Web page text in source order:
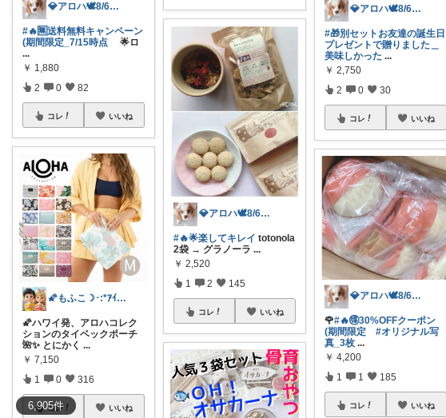
6,905件
💎アロハ🕊️8/6ありがと✨無添加
#🔥🈚️送料無料キャンペーン
(期間限定_7/15時点 🌟ロ
...
￥ 1,880
2 0 82
コレ いいね
🌠もふこ☽･:*ｱｲｺﾝ変更しました♪
🌠ハワイ発、アロハコレク
ションのタイベックポーチ
🌺✨ とにかく ...
￥ 7,150
1 0 316
コレ いいね
💎アロハ🕊️8/6ありがと✨無添加
#🔥🌟楽してキレイ totonola
2袋 → グラノーラ...
￥ 2,520
1 2 145
コレ いいね
💎アロハ🕊️8/6ありがと✨無添加
#🎁別セットお友達の誕生日
プレゼントで贈りました＿
美味しかった ...
￥ 2,750
2 0 30
コレ いいね
💎アロハ🕊️8/6ありがと✨無添加
🌹#🔥🉐30%OFFクーポン
(期間限定
#オリジナル写
真_3枚 ...
￥ 4,200
1 1 185
コレ いいね